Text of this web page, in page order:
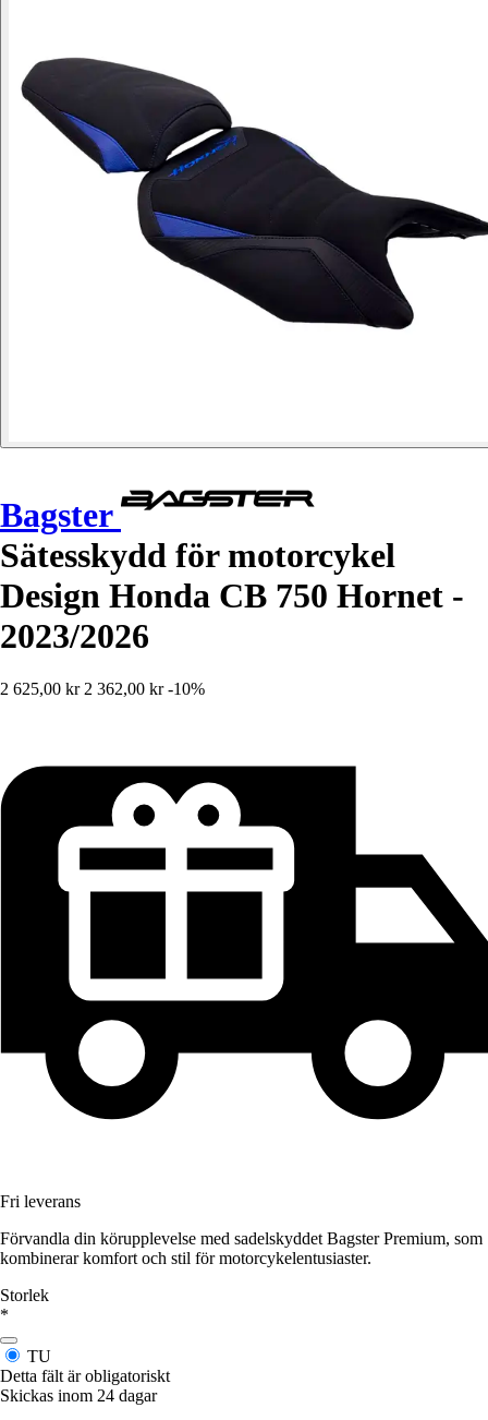
Bagster
Sätesskydd för motorcykel
Design Honda CB 750 Hornet -
2023/2026
2 625,00 kr 2 362,00 kr -10%
Fri leverans
Förvandla din körupplevelse med sadelskyddet Bagster Premium, som
kombinerar komfort och stil för motorcykelentusiaster.
Storlek
*
TU
Detta fält är obligatoriskt
Skickas inom 24 dagar